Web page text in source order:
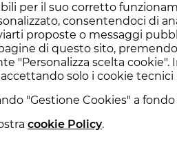
Club /Direttivo
per il suo corretto
consentendoci di
proposte o messaggi
di questo sito,
"Personalizza scelta
solo i cookie tecnici
"Gestione Cookies" a fondo
cookie Policy.